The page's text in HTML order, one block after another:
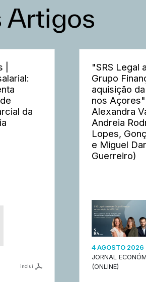
Artigos
da
inclui
"SRS Legal
Grupo
aquisição
nos
Alexandra
Andreia
Lopes,
e Miguel
Guerreiro)
4 AGOSTO 2026
JORNAL
(ONLINE)